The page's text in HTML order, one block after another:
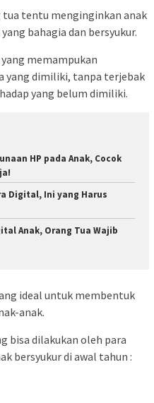
tua tentu menginginkan anak
bahagia dan bersyukur.
memampukan
yang dimiliki, tanpa terjebak
yang belum dimiliki.
HP pada Anak, Cocok
Digital, Ini yang Harus
Anak, Orang Tua Wajib
ideal untuk membentuk
anak.
bisa dilakukan oleh para
bersyukur di awal tahun :